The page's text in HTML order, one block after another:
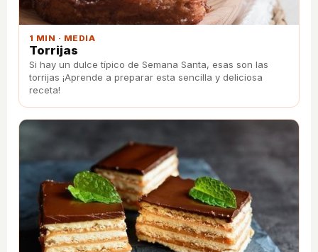
1 MIN · MEDIA
Torrijas
Si hay un dulce típico de Semana Santa, esas son las
torrijas ¡Aprende a preparar esta sencilla y deliciosa
receta!